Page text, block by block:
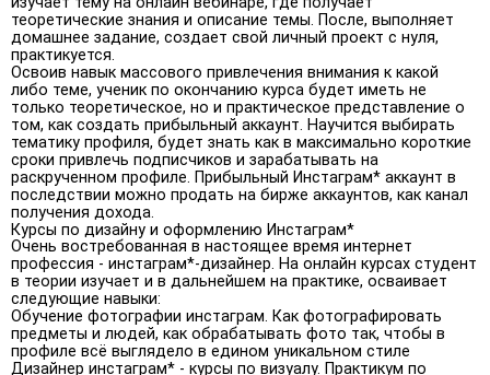
теоретические знания и описание темы. После, выполняет
домашнее задание, создает свой личный проект с нуля,
практикуется.
Освоив навык массового привлечения внимания к какой
либо теме, ученик по окончанию курса будет иметь не
только теоретическое, но и практическое представление о
том, как создать прибыльный аккаунт. Научится выбирать
тематику профиля, будет знать как в максимально короткие
сроки привлечь подписчиков и зарабатывать на
раскрученном профиле. Прибыльный Инстаграм* аккаунт в
последствии можно продать на бирже аккаунтов, как канал
получения дохода.
Курсы по дизайну и оформлению Инстаграм*
Очень востребованная в настоящее время интернет
профессия - инстаграм*-дизайнер. На онлайн курсах студент
в теории изучает и в дальнейшем на практике, осваивает
следующие навыки:
Обучение фотографии инстаграм. Как фотографировать
предметы и людей, как обрабатывать фото так, чтобы в
профиле всё выглядело в едином уникальном стиле
Дизайнер инстаграм* - курсы по визуалу. Практикум по